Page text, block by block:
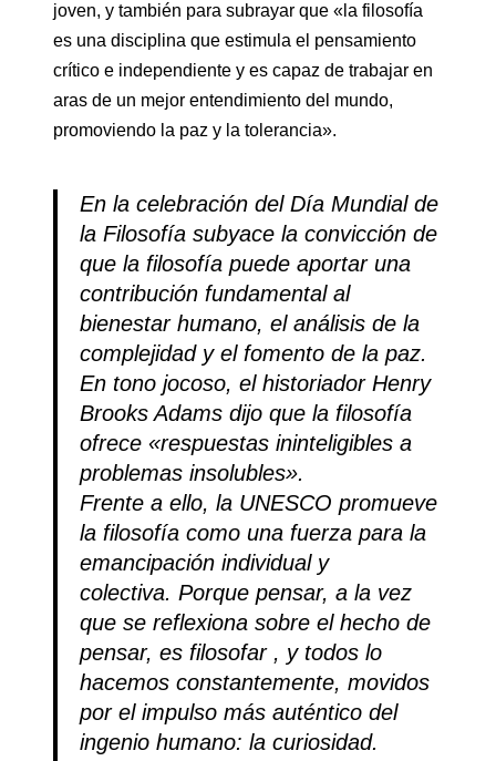
joven, y también para subrayar que «la filosofía
es una disciplina que estimula el pensamiento
crítico e independiente y es capaz de trabajar en
aras de un mejor entendimiento del mundo,
promoviendo la paz y la tolerancia».
En la celebración del Día Mundial de
la Filosofía subyace la convicción de
que la filosofía puede aportar una
contribución fundamental al
bienestar humano, el análisis de la
complejidad y el fomento de la paz.
En tono jocoso, el historiador Henry
Brooks Adams dijo que la filosofía
ofrece «respuestas ininteligibles a
problemas insolubles».
Frente a ello, la UNESCO promueve
la filosofía como una fuerza para la
emancipación individual y
colectiva.Porque pensar, a la vez
que se reflexiona sobre el hecho de
pensar, es filosofar , y todos lo
hacemos constantemente, movidos
por el impulso más auténtico del
ingenio humano: la curiosidad.